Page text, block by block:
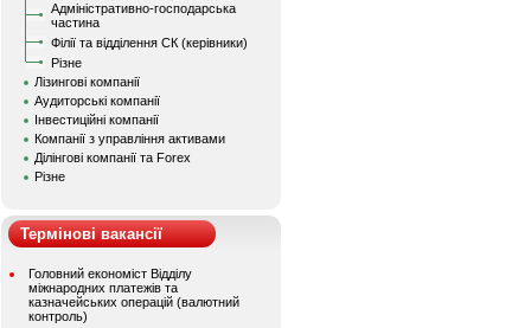
Адміністративно-господарська
частина
Філії та відділення СК (керівники)
Різне
Лізингові компанії
Аудиторські компанії
Інвестиційні компанії
Компанії з управління активами
Ділінгові компанії та Forex
Різне
Термінові вакансії
Головний економіст Відділу
міжнародних платежів та
казначейських операцій (валютний
контроль)